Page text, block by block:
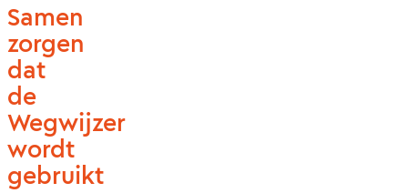
Samen
zorgen
dat
de
Wegwijzer
wordt
gebruikt